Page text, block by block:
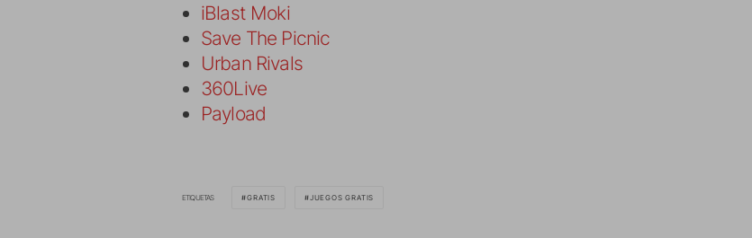
iBlast Moki
Save The Picnic
Urban Rivals
360Live
Payload
ETIQUETAS GRATIS JUEGOS GRATIS